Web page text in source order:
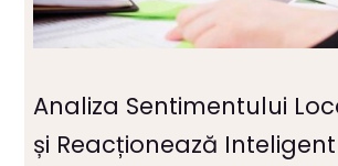
Analiza Sentimentului
și Reacționează